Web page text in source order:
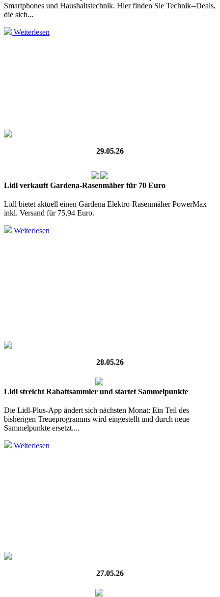
Smartphones und Haushaltstechnik. Hier finden Sie Technik--Deals,
die sich...
Weiterlesen
29.05.26
Lidl verkauft Gardena-Rasenmäher für 70 Euro
Lidl bietet aktuell einen Gardena Elektro-Rasenmäher PowerMax
inkl. Versand für 75,94 Euro.
Weiterlesen
28.05.26
Lidl streicht Rabattsammler und startet Sammelpunkte
Die Lidl-Plus-App ändert sich nächsten Monat: Ein Teil des
bisherigen Treueprogramms wird eingestellt und durch neue
Sammelpunkte ersetzt....
Weiterlesen
27.05.26